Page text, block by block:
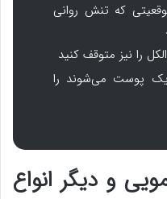
که تنش روانی
را نیز متوقف کنید
پوست می‌شوند را
و دیگر انواع